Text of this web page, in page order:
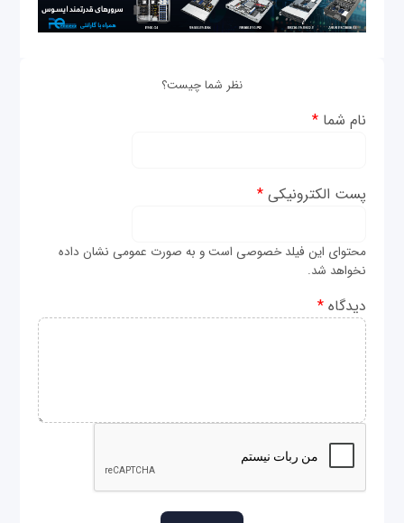
نظر شما چیست؟
نام شما*
پست الکترونیکی*
محتوای این فیلد خصوصی است و به صورت عمومی نشان داده
نخواهد شد.
دیدگاه*